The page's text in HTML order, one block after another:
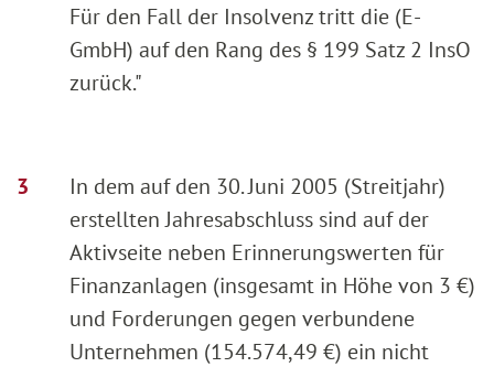
Für den Fall der Insolvenz tritt die (E-
GmbH) auf den Rang des § 199 Satz 2 InsO
zurück."
In dem auf den 30. Juni 2005 (Streitjahr)
erstellten Jahresabschluss sind auf der
Aktivseite neben Erinnerungswerten für
Finanzanlagen (insgesamt in Höhe von 3 €)
und Forderungen gegen verbundene
Unternehmen (154.574,49 €) ein nicht